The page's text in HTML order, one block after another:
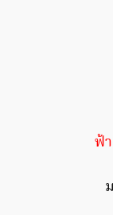
มวยวุธห
ฟ้
มวยแข็